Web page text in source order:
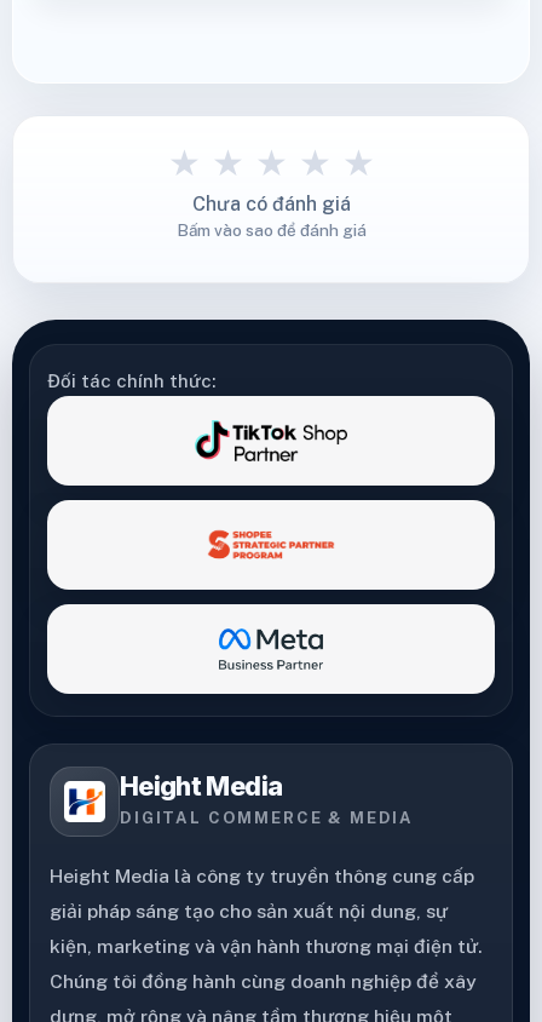
★ ★ ★ ★ ★
Chưa có đánh giá
Bấm vào sao để đánh giá
Đối tác chính thức:
Height Media
DIGITAL COMMERCE & MEDIA
Height Media là công ty truyền thông cung cấp
giải pháp sáng tạo cho sản xuất nội dung, sự
kiện, marketing và vận hành thương mại điện tử.
Chúng tôi đồng hành cùng doanh nghiệp để xây
dựng, mở rộng và nâng tầm thương hiệu một